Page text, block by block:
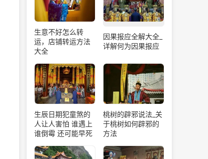
生意不好怎么转
运，店铺转运方法
大全
因果报应全解大全_
详解何为因果报应
生辰日期犯童煞的
人让人害怕 谁遇上
谁倒霉 还可能早死
桃树的辟邪说法_关
于桃树如何辟邪的
方法